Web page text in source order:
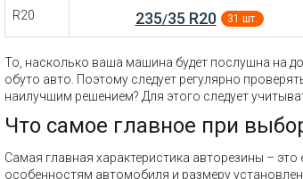
R20 235/35 R20 31 шт.
То, насколько ваша машина будет послушна на
обуто авто. Поэтому следует регулярно
наилучшим решением? Для этого следует
Что самое главное при
Самая главная характеристика авторезины –
особенностям автомобиля и размеру